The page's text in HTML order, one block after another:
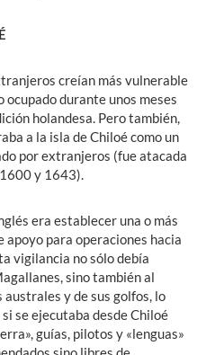
creían más vulnerable
ocupado durante unos meses
holandesa. Pero también,
a la isla de Chiloé como un
por extranjeros (fue atacada
y 1643).
era establecer una o más
apoyo para operaciones hacia
vigilancia no sólo debía
sino también al
y de sus golfos, lo
se ejecutaba desde Chiloé
guías, pilotos y «lenguas»